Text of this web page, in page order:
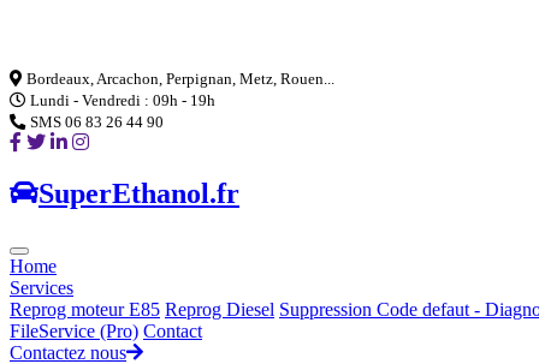
Bordeaux, Arcachon, Perpignan, Metz, Rouen...
Lundi - Vendredi : 09h - 19h
SMS 06 83 26 44 90
SuperEthanol.fr
Home
Services
Reprog moteur E85 Reprog Diesel Suppression Code defaut -
FileService (Pro) Contact
Contactez nous